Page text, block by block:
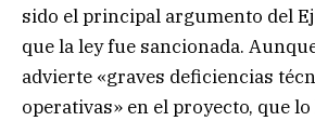
sido el principal argumento del
que la ley fue sancionada.
advierte «graves deficiencias
operativas» en el proyecto, que